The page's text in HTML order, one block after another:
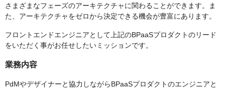
さまざまなフェーズのアーキテクチャに関わることができます。ま
た、アーキテクチャをゼロから決定できる機会が豊富にあります。
フロントエンドエンジニアとして上記のBPaaSプロダクトのリード
をいただく事がお任せしたいミッションです。
業務内容
PdMやデザイナーと協力しながらBPaaSプロダクトのエンジニアと